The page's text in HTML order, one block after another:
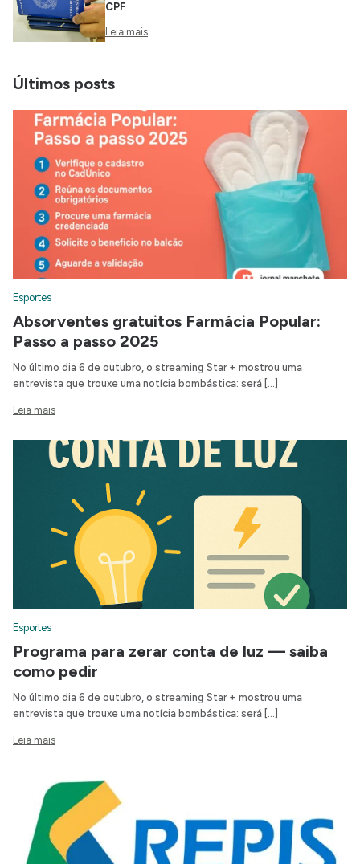
CPF
Leia mais
Últimos posts
Esportes
Absorventes gratuitos Farmácia Popular:
Passo a passo 2025
No último dia 6 de outubro, o streaming Star + mostrou uma
entrevista que trouxe uma notícia bombástica: será […]
Leia mais
Esportes
Programa para zerar conta de luz — saiba
como pedir
No último dia 6 de outubro, o streaming Star + mostrou uma
entrevista que trouxe uma notícia bombástica: será […]
Leia mais